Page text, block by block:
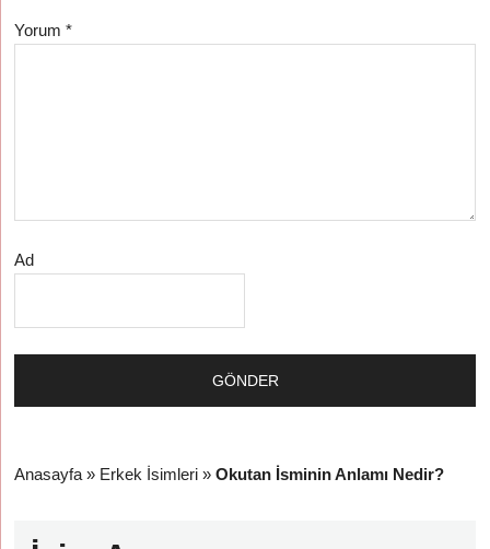
Yorum*
Ad
Anasayfa » Erkek İsimleri »Okutan İsminin Anlamı Nedir?